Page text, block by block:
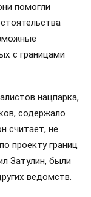
помогли
с границами
нацпарка,
содержало
считает, не
проекту границ
Затулин, были
ведомств.